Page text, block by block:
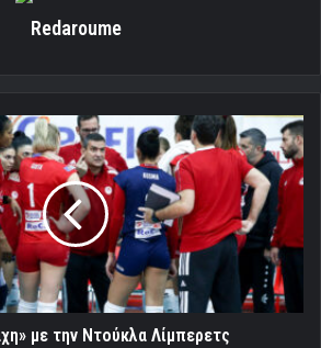
Redaroume
με την Ντούκλα Λίμπερετς